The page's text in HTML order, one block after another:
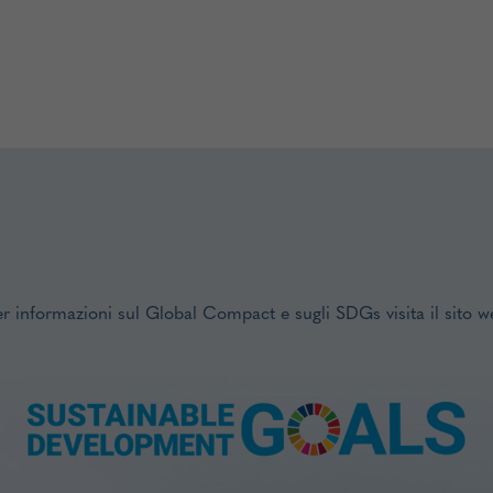
informazioni sul Global Compact e sugli SDGs visita il sito